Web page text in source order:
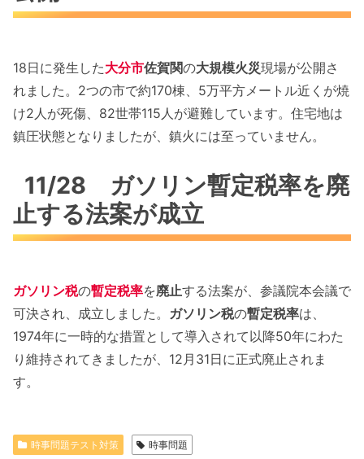
18日に発生した大分市佐賀関の大規模火災現場が公開さ
れました。2つの市で約170棟、5万平方メートル近くが焼
け2人が死傷、82世帯115人が避難しています。住宅地は
鎮圧状態となりましたが、鎮火には至っていません。
11/28 ガソリン暫定税率を廃
止する法案が成立
ガソリン税の暫定税率を廃止する法案が、参議院本会議で
可決され、成立しました。 ガソリン税の暫定税率は、
1974年に一時的な措置として導入されて以降50年にわた
り維持されてきましたが、12月31日に正式廃止されま
す。
時事問題テスト対策 時事問題